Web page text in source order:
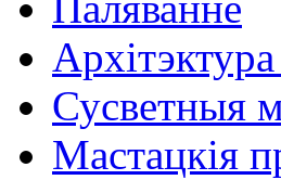
Сусветныя
Мастацкія